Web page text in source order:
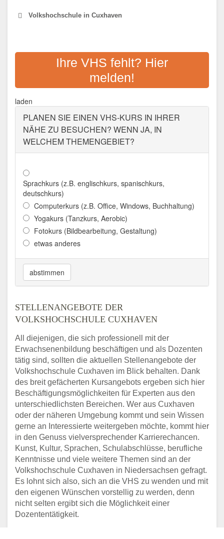
Volkshochschule in Cuxhaven
VHS CUXHAVEN
Adresse: Abendrothstr. 16, 27474 Cuxhaven
Ihre VHS fehlt? Hier
melden!
laden
PLANEN SIE EINEN VHS-KURS IN IHRER
NÄHE ZU BESUCHEN? WENN JA, IN
WELCHEM THEMENGEBIET?
Sprachkurs (z.B. englischkurs, spanischkurs,
deutschkurs)
Computerkurs (z.B. Office, Windows, Buchhaltung)
Yogakurs (Tanzkurs, Aerobic)
Fotokurs (Bildbearbeitung, Gestaltung)
etwas anderes
abstimmen
STELLENANGEBOTE DER
VOLKSHOCHSCHULE CUXHAVEN
All diejenigen, die sich professionell mit der
Erwachsenenbildung beschäftigen und als Dozenten
tätig sind, sollten die aktuellen Stellenangebote der
Volkshochschule Cuxhaven im Blick behalten. Dank
des breit gefächerten Kursangebots ergeben sich hier
Beschäftigungsmöglichkeiten für Experten aus den
unterschiedlichsten Bereichen. Wer aus Cuxhaven
oder der näheren Umgebung kommt und sein Wissen
gerne an Interessierte weitergeben möchte, kommt hier
in den Genuss vielversprechender Karrierechancen.
Kunst, Kultur, Sprachen, Schulabschlüsse, berufliche
Kenntnisse und viele weitere Themen sind an der
Volkshochschule Cuxhaven in Niedersachsen gefragt.
Es lohnt sich also, sich an die VHS zu wenden und mit
den eigenen Wünschen vorstellig zu werden, denn
nicht selten ergibt sich die Möglichkeit einer
Dozententätigkeit.